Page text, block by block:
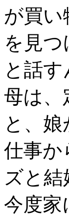
が買い
を見
と話
母は、
と、
仕事か
ズと
今度家